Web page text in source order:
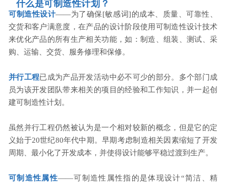
什么是可制造性计划？
可制造性设计——为了确保[敏感词]的成本、质量、可靠性、
交货和客户满意度，在产品的设计阶段使用可制造性设计技术
来优化产品的所有生产相关功能，如：制造、组装、测试、采
购、运输、交货、服务修理和保修。
并行工程已成为产品开发活动中必不可少的部分。多个部门成
员为该开发团队带来相关的项目的经验和工作知识，并一起创
建可制造性计划。
虽然并行工程仍然被认为是一个相对较新的概念，但是它的定
义始于20世纪80年代中期。早期考虑制造相关因素缩短了开发
周期、最小化了开发成本，并使得设计能够平稳过渡到生产。
可制造性属性——可制造性属性指的是体现设计“简洁、精